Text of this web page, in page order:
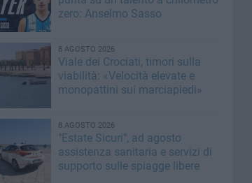
zero: Anselmo Sasso
8 AGOSTO 2026
Viale dei Crociati, timori sulla
viabilità: «Velocità elevate e
monopattini sui marciapiedi»
8 AGOSTO 2026
"Estate Sicuri", ad agosto
assistenza sanitaria e servizi di
supporto sulle spiagge libere